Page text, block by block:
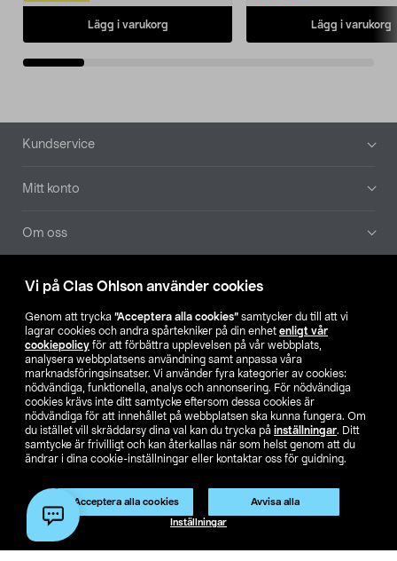
Vi på Clas Ohlson använder cookies
Genom att trycka ”Acceptera alla cookies” samtycker du till att vi
lagrar cookies och andra spårtekniker på din enhet enligt vår
cookiepolicy för att förbättra upplevelsen på vår webbplats,
analysera webbplatsens användning samt anpassa våra
marknadsföringsinsatser. Vi använder fyra kategorier av cookies:
nödvändiga, funktionella, analys och annonsering. För nödvändiga
cookies krävs inte ditt samtycke eftersom dessa cookies är
nödvändiga för att innehållet på webbplatsen ska kunna fungera. Om
du istället vill skräddarsy dina val kan du trycka på inställningar. Ditt
samtycke är frivilligt och kan återkallas när som helst genom att du
ändrar i dina cookie-inställningar eller kontaktar oss för guidning.
Acceptera alla cookies Avvisa alla
Inställningar
Lägg i varukorg Lägg i varukorg
Sidfot
Kundservice
Mitt konto
Om oss
Aktuellt
Våra bolag
Hitta butik
SE NO FI
Köpvillkor Privacy statement Klubbvillkor